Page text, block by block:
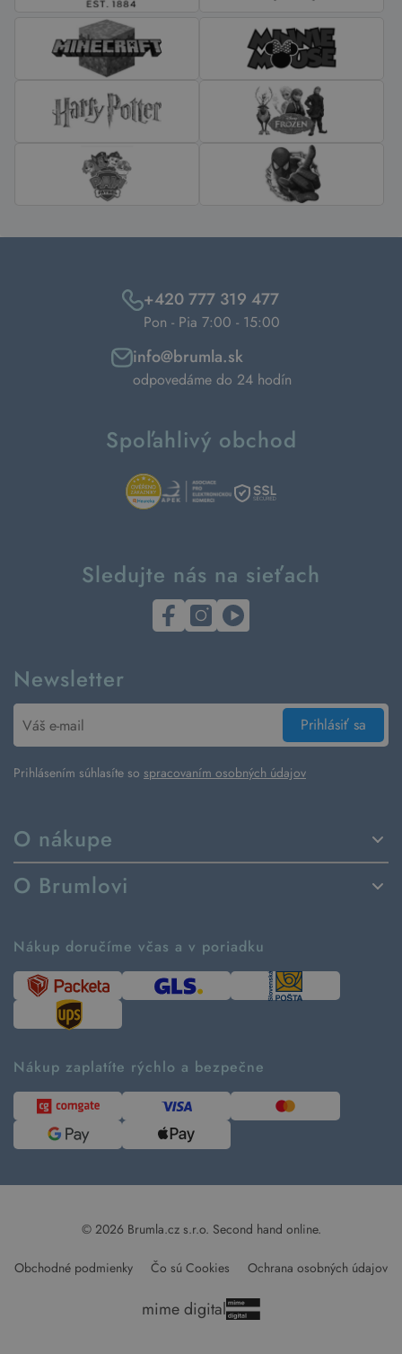
O nákupe
Spôsoby dodania a platby
Vrátenie tovaru a reklamácia
Návod ako nakupovať
Tabuľka veľkostí
Predávané značky
Kontakt
O Brumlovi
Ako tvoríme second hand
Časté otázky
Kde pomáhame
Udržateľnosť
Blog
Pre médiá
+420 777 319 477
Pon - Pia 7:00 - 15:00
info@brumla.sk
odpovedáme do 24 hodín
Spoľahlivý obchod
Sledujte nás na sieťach
Newsletter
Prihlásiť sa
Prihlásením súhlasíte so spracovaním osobných údajov
Nákup doručíme včas a v poriadku
Nákup zaplatíte rýchlo a bezpečne
© 2026 Brumla.cz s.r.o. Second hand online.
Obchodné podmienky Čo sú Cookies Ochrana osobných údajov
mime digital